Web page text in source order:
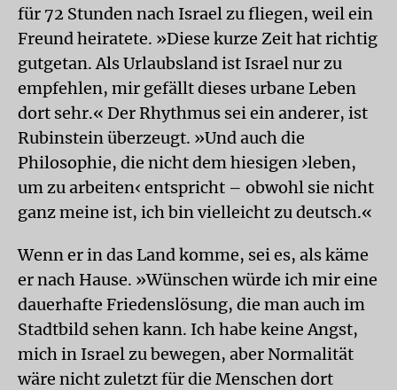
für 72 Stunden nach Israel zu fliegen, weil ein
Freund heiratete. »Diese kurze Zeit hat richtig
gutgetan. Als Urlaubsland ist Israel nur zu
empfehlen, mir gefällt dieses urbane Leben
dort sehr.« Der Rhythmus sei ein anderer, ist
Rubinstein überzeugt. »Und auch die
Philosophie, die nicht dem hiesigen ›leben,
um zu arbeiten‹ entspricht – obwohl sie nicht
ganz meine ist, ich bin vielleicht zu deutsch.«
Wenn er in das Land komme, sei es, als käme
er nach Hause. »Wünschen würde ich mir eine
dauerhafte Friedenslösung, die man auch im
Stadtbild sehen kann. Ich habe keine Angst,
mich in Israel zu bewegen, aber Normalität
wäre nicht zuletzt für die Menschen dort